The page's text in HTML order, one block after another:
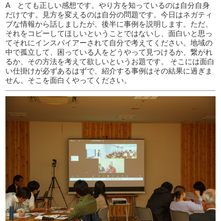
A とても正しい感想です。やり方を知っているのは自分自身
だけです。見方を変えるのは自分の問題です。今日はネガティ
ブな情報から話しましたが、後半に事例を説明します。ただ、
それをコピーしてほしいということではないし、面白いと思っ
てそれにインスパイアーされて自分で考えてください。地域の
中で孤立して、困っている人をどうやって見つけるか、繋がれ
るか、その方法を考えて欲しいというお題です。 そこには面白
い仕掛けが必ずあるはずで、紹介する事例はその結果に過ぎま
せん。そこを面白くやってください。